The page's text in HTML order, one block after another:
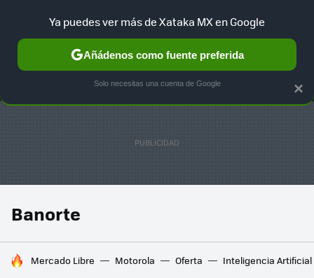
MENÚ NUEVO
GAMING HOME AUTO
Banorte
HOY SE HABLA DE
Mercado Libre Motorola Oferta Inteligencia Artificial
×
Ya puedes ver más de Xataka MX en Google
Añádenos como fuente preferida
Solo necesitas una cuenta de Google